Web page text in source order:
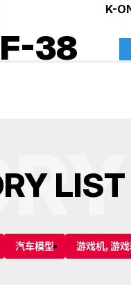
K-
F-38
RY LIST
汽车模型 游戏机，游